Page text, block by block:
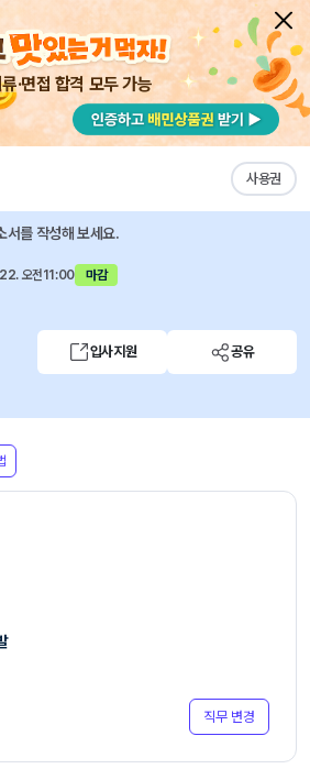
·면접 합격 모두 가능
사용권
서 내 작성목록
채용
서를 작성해 보세요.
오전11:00
마감
입사지원 공유
직무 변경